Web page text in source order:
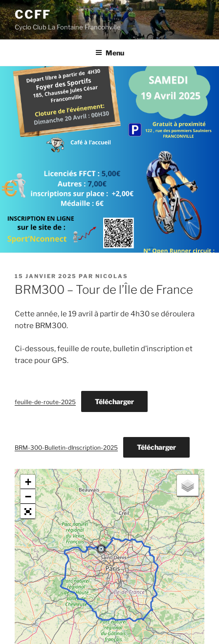
Aller
au
contenu
principal
CCFF
Cyclo Club La Fontaine Franconville
Menu
PUBLIÉ
LE
15 JANVIER 2025 PAR NICOLAS
BRM300 – Tour de l’Île de France
Cette année, le 19 avril à partir de 4h30 se déroulera
notre BRM300.
Ci-dessous, feuille de route, bulletin d’inscription et
trace pour GPS.
feuille-de-route-2025 Télécharger
BRM-300-Bulletin-dInscription-2025 Télécharger
+
−